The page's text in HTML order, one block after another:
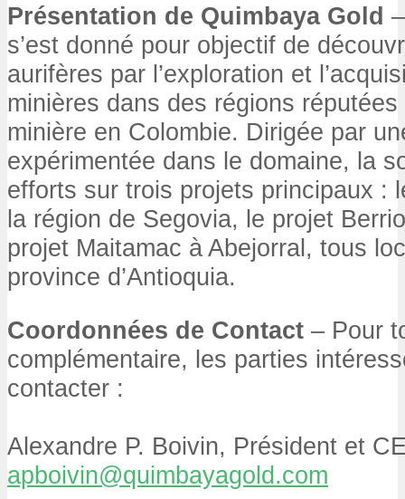
Présentation de Quimbaya Gold
s’est donné pour objectif de
aurifères par l’exploration et
minières dans des régions
minière en Colombie. Dirigée par
expérimentée dans le domaine, la
efforts sur trois projets principaux :
la région de Segovia, le projet
projet Maitamac à Abejorral, tous
province d’Antioquia.
Coordonnées de Contact – Pour
complémentaire, les parties
contacter :
Alexandre P. Boivin, Président et
apboivin@quimbayagold.com